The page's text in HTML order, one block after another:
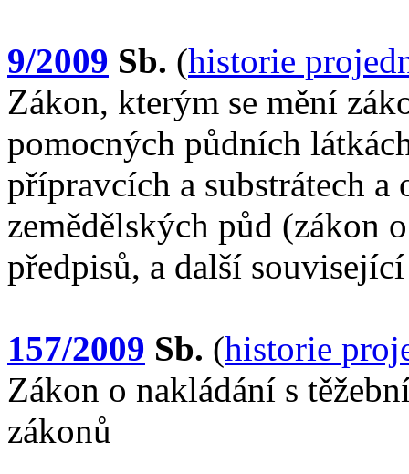
9/2009 Sb. (historie
Zákon, kterým se mění
pomocných půdních
přípravcích a substrátech a
zemědělských půd (zákon
předpisů, a další
157/2009 Sb. (historie
Zákon o nakládání s
zákonů